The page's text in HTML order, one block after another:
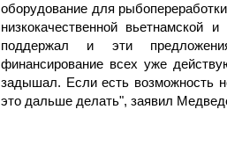
оборудование для
низкокачественной вьетнамской
поддержал и эти
финансирование всех уже
задышал. Если есть возможность
это дальше делать", заявил